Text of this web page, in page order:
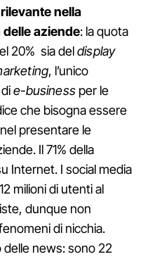
nella
aziende: la quota
20% sia deldisplay
, l’unico
e-businessper le
che bisogna essere
presentare le
Il 71% della
Internet. I social media
milioni di utenti al
dunque non
di nicchia.
delle news: sono 22